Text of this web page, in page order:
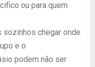
ou para quem
chegar onde
e o
podem não ser